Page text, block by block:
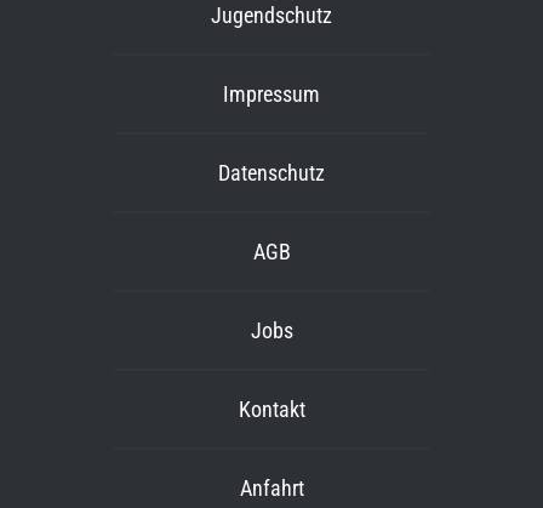
Jugendschutz
Impressum
Datenschutz
AGB
Jobs
Kontakt
Anfahrt